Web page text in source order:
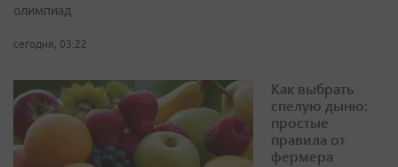
олимпиад
сегодня, 03:22
Как выбрать
спелую дыню:
простые
правила от
фермера